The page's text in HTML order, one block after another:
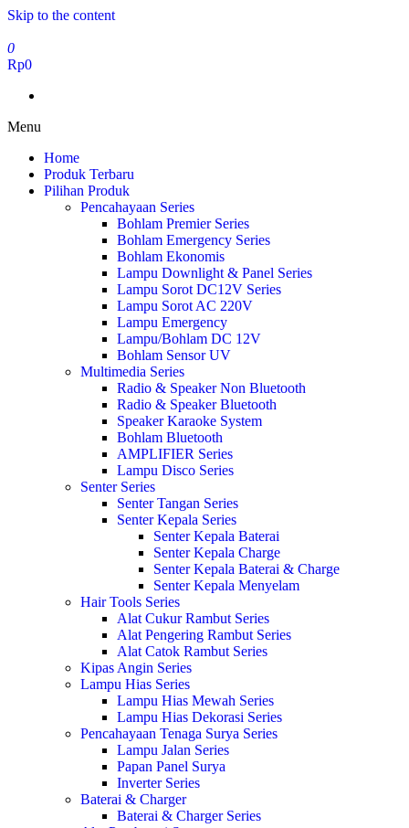
Skip to the content
0
Rp0
Menu
Home
Produk Terbaru
Pilihan Produk
Pencahayaan Series
Bohlam Premier Series
Bohlam Emergency Series
Bohlam Ekonomis
Lampu Downlight & Panel Series
Lampu Sorot DC12V Series
Lampu Sorot AC 220V
Lampu Emergency
Lampu/Bohlam DC 12V
Bohlam Sensor UV
Multimedia Series
Radio & Speaker Non Bluetooth
Radio & Speaker Bluetooth
Speaker Karaoke System
Bohlam Bluetooth
AMPLIFIER Series
Lampu Disco Series
Senter Series
Senter Tangan Series
Senter Kepala Series
Senter Kepala Baterai
Senter Kepala Charge
Senter Kepala Baterai & Charge
Senter Kepala Menyelam
Hair Tools Series
Alat Cukur Rambut Series
Alat Pengering Rambut Series
Alat Catok Rambut Series
Kipas Angin Series
Lampu Hias Series
Lampu Hias Mewah Series
Lampu Hias Dekorasi Series
Pencahayaan Tenaga Surya Series
Lampu Jalan Series
Papan Panel Surya
Inverter Series
Baterai & Charger
Baterai & Charger Series